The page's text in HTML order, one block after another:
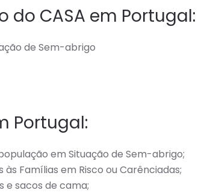
CASA em Portugal:
de Sem-abrigo
Portugal:
em Situação de Sem-abrigo;
Famílias em Risco ou Carênciadas;
e sacos de cama;